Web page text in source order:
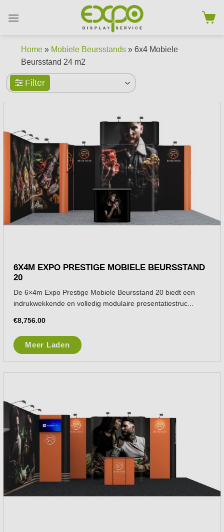
Home » Mobiele Beursstands » 6x4 Mobiele
Beursstand 24 m2
Filter
6X4M EXPO PRESTIGE MOBIELE BEURSSTAND
20
De 6×4m Expo Prestige Mobiele Beursstand 20 biedt een
indrukwekkende en volledig modulaire presentatiestruc...
€8,756.00
Meer Laden